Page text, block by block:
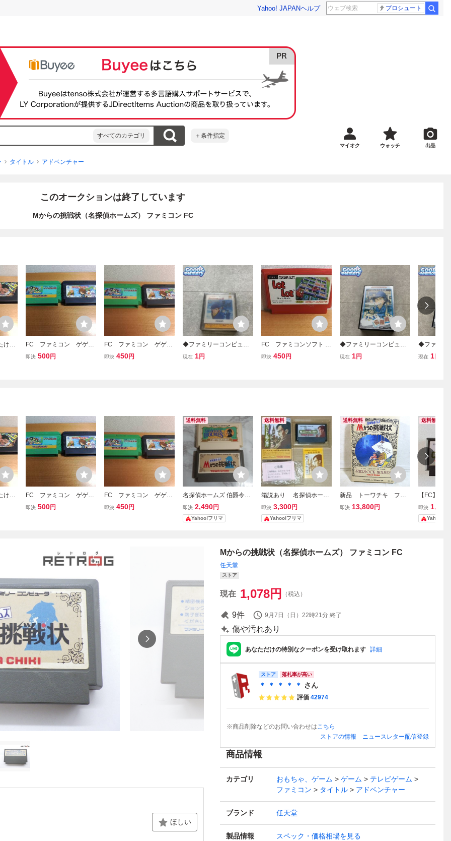
Yahoo! JAPANヘルプ プロシュート
すべてのカテゴリ ＋条件指定
マイオク ウォッチ 出品
タイトル アドベンチャー
このオークションは終了しています
Mからの挑戦状（名探偵ホームズ） ファミコン FC
けし
FC ファミコン ゲゲゲ
の鬼太郎・２ 妖怪軍団
即決 500円
FC ファミコン ゲゲゲ
の鬼太郎・２ 妖怪軍団
即決 450円
◆ファミリーコンピュー
ター/ファミコン/FC ファ
現在 1円
FC ファミコンソフト ロ
ットロット m
即決 450円
◆ファミリーコンピュー
ター/ファミコン/FC さん
現在 1円
◆ファミリ
ター/ファ
現在 1
けし
FC ファミコン ゲゲゲ
の鬼太郎・２ 妖怪軍団
即決 500円
FC ファミコン ゲゲゲ
の鬼太郎・２ 妖怪軍団
即決 450円
送料無料
名探偵ホームズ 伯爵令嬢
誘拐事件 Mからの挑戦状
ファミコンソフト セット
即決 2,490円
Yahoo!フリマ
送料無料
箱説あり 名探偵ホーム
ズ 霧のロンドン殺人事
件 ファミコン
即決 3,300円
Yahoo!フリマ
送料無料
新品 トーワチキ ファ
ミコン FC 名探偵ホー
即決 13,800円
送料無料
【FC】名
のロンドン
ミコン 動
即決 1,999
Yahoo!フ
ほしい
Mからの挑戦状（名探偵ホームズ） ファミコン FC
任天堂
ストア
現在 1,078円 （税込）
9件 9月7日（日）22時21分 終了
傷や汚れあり
あなただけの特別なクーポンを受け取れます 詳細
ストア 落札率が高い
＊ ＊ ＊ ＊ ＊ さん
評価 42974
※商品削除などのお問い合わせはこちら
ストアの情報
ニュースレター配信登録
商品情報
カテゴリ おもちゃ、ゲーム ゲーム
テレビゲーム
ファミコン
タイトル アドベンチャー
ブランド 任天堂
製品情報 スペック・価格相場を見る